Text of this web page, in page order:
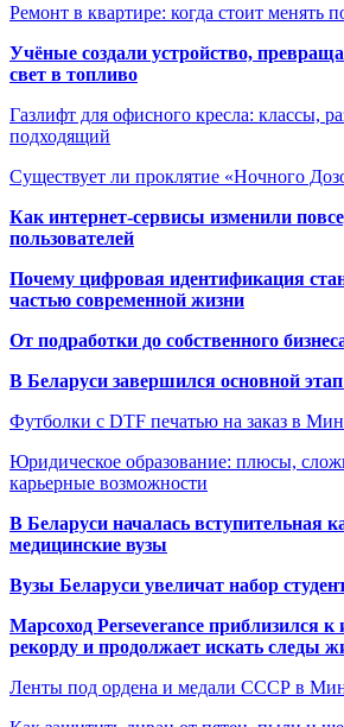
Ремонт в квартире: когда стоит менять
Учёные создали устройство,
свет в топливо
Газлифт для офисного кресла: классы,
подходящий
Существует ли проклятие «Ночного
Как интернет-сервисы изменили
пользователей
Почему цифровая идентификация
частью современной жизни
От подработки до собственного
В Беларуси завершился основной
Футболки с DTF печатью на заказ в
Юридическое образование: плюсы,
карьерные возможности
В Беларуси началась вступительная
медицинские вузы
Вузы Беларуси увеличат набор
Марсоход Perseverance приблизился к
рекорду и продолжает искать следы
Ленты под ордена и медали СССР в